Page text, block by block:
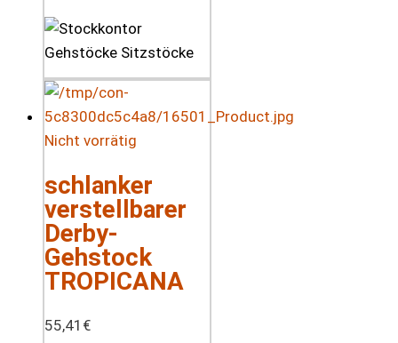
Nicht vorrätig
schlanker
verstellbarer
Derby-
Gehstock
TROPICANA
55,41 €